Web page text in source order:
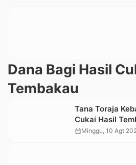
Dana Bagi Hasil
Tembakau
Tana Toraja
Cukai Hasil
calendar_monthMinggu, 10 Agt